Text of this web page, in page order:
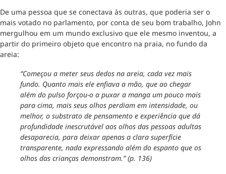
De uma pessoa que se conectava às outras, que poderia ser o
mais votado no parlamento, por conta de seu bom trabalho, John
mergulhou em um mundo exclusivo que ele mesmo inventou, a
partir do primeiro objeto que encontro na praia, no fundo da
areia:
“Começou a meter seus dedos na areia, cada vez mais
fundo. Quanto mais ele enfiava a mão, que ao chegar
além do pulso forçou-o a puxar a manga um pouco mais
para cima, mais seus olhos perdiam em intensidade, ou
melhor, o substrato de pensamento e experiência que dá
profundidade inescrutável aos olhos das pessoas adultas
desaparecia, para deixar apenas a clara superfície
transparente, nada expressando além do espanto que os
olhos das crianças demonstram.” (p. 136)